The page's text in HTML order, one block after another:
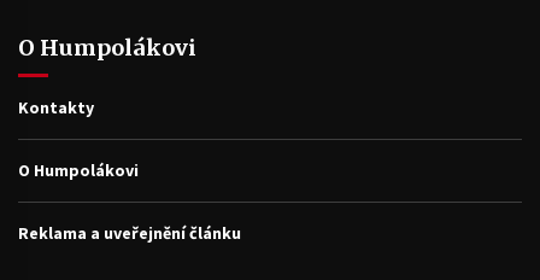
O Humpolákovi
Kontakty
O Humpolákovi
Reklama a uveřejnění článku